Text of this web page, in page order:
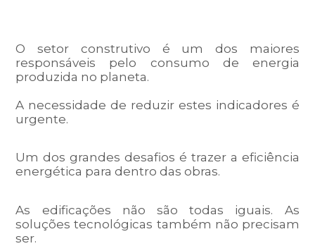
O setor construtivo é um dos maiores
responsáveis pelo consumo de energia
produzida no planeta.
A necessidade de reduzir estes indicadores é
urgente.
Um dos grandes desafios é trazer a eficiência
energética para dentro das obras.
As edificações não são todas iguais. As
soluções tecnológicas também não precisam
ser.